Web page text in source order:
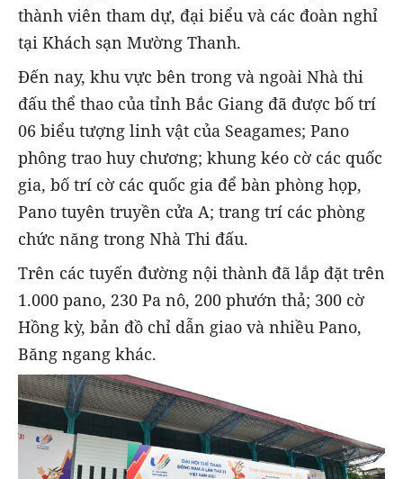
thành viên tham dự, đại biểu và các đoàn nghỉ
tại Khách sạn Mường Thanh.
Đến nay, khu vực bên trong và ngoài Nhà thi
đấu thể thao của tỉnh Bắc Giang đã được bố trí
06 biểu tượng linh vật của Seagames; Pano
phông trao huy chương; khung kéo cờ các quốc
gia, bố trí cờ các quốc gia để bàn phòng họp,
Pano tuyên truyền cửa A; trang trí các phòng
chức năng trong Nhà Thi đấu.
Trên các tuyến đường nội thành đã lắp đặt trên
1.000 pano, 230 Pa nô, 200 phướn thả; 300 cờ
Hồng kỳ, bản đồ chỉ dẫn giao và nhiều Pano,
Băng ngang khác.